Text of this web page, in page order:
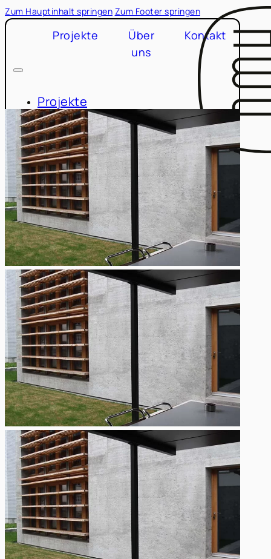
Zum Hauptinhalt springen Zum Footer springen
Projekte
Über
uns
Kontakt
Projekte
Über uns
Kontakt